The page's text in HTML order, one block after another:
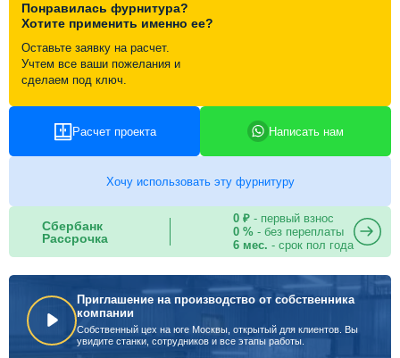
Контакты
Понравилась фурнитура?
Хотите применить именно ее?
Оставьте заявку на расчет.
Учтем все ваши пожелания и
сделаем под ключ.
Расчет проекта Написать нам
Хочу использовать эту фурнитуру
Сбербанк
Рассрочка
0 ₽- первый взнос
0 %- без переплаты
6 мес. - срок пол года
Приглашение на производство от собственника
компании
Собственный цех на юге Москвы, открытый для клиентов. Вы
увидите станки, сотрудников и все этапы работы.